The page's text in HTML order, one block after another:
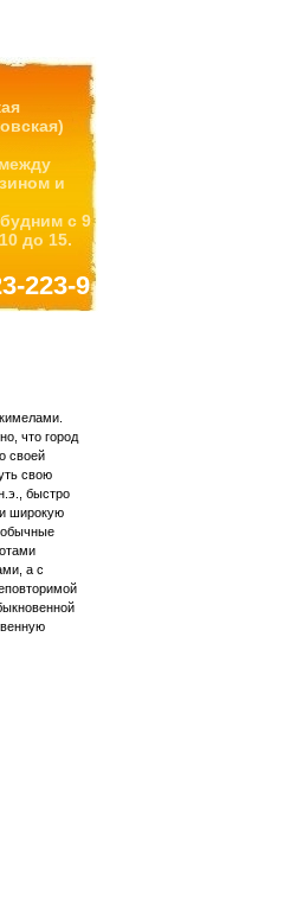
и
с 9
до 15.
223-9
что город
своей
свою
быстро
широкую
а с